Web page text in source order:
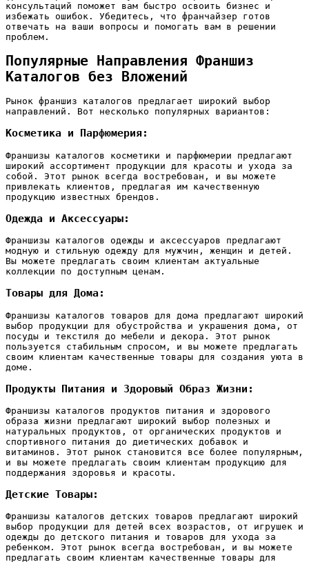
консультаций поможет вам быстро освоить бизнес и
избежать ошибок. Убедитесь‚ что франчайзер готов
отвечать на ваши вопросы и помогать вам в решении
проблем.
Популярные Направления Франшиз
Каталогов без Вложений
Рынок франшиз каталогов предлагает широкий выбор
направлений. Вот несколько популярных вариантов:
Косметика и Парфюмерия:
Франшизы каталогов косметики и парфюмерии предлагают
широкий ассортимент продукции для красоты и ухода за
собой. Этот рынок всегда востребован‚ и вы можете
привлекать клиентов‚ предлагая им качественную
продукцию известных брендов.
Одежда и Аксессуары:
Франшизы каталогов одежды и аксессуаров предлагают
модную и стильную одежду для мужчин‚ женщин и детей.
Вы можете предлагать своим клиентам актуальные
коллекции по доступным ценам.
Товары для Дома:
Франшизы каталогов товаров для дома предлагают широкий
выбор продукции для обустройства и украшения дома‚ от
посуды и текстиля до мебели и декора. Этот рынок
пользуется стабильным спросом‚ и вы можете предлагать
своим клиентам качественные товары для создания уюта в
доме.
Продукты Питания и Здоровый Образ Жизни:
Франшизы каталогов продуктов питания и здорового
образа жизни предлагают широкий выбор полезных и
натуральных продуктов‚ от органических продуктов и
спортивного питания до диетических добавок и
витаминов. Этот рынок становится все более популярным‚
и вы можете предлагать своим клиентам продукцию для
поддержания здоровья и красоты.
Детские Товары:
Франшизы каталогов детских товаров предлагают широкий
выбор продукции для детей всех возрастов‚ от игрушек и
одежды до детского питания и товаров для ухода за
ребенком. Этот рынок всегда востребован‚ и вы можете
предлагать своим клиентам качественные товары для